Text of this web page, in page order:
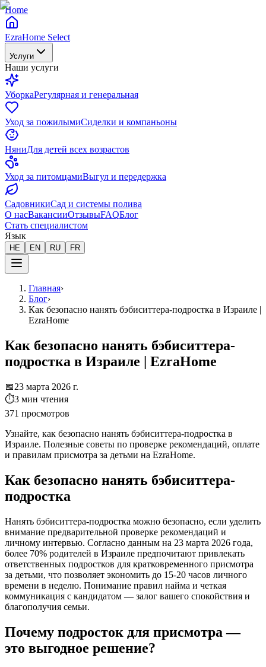
Home
EzraHome Select
Услуги
Наши услуги
УборкаРегулярная и генеральная
Уход за пожилымиСиделки и компаньоны
НяниДля детей всех возрастов
Уход за питомцамиВыгул и передержка
СадовникиСад и системы полива
О насВакансииОтзывыFAQБлог
Стать специалистом
Язык
HE EN RU FR
Главная›
Блог›
Как безопасно нанять бэбиситтера-подростка в Израиле |
EzraHome
Как безопасно нанять бэбиситтера-
подростка в Израиле | EzraHome
📅23 марта 2026 г.
⏱3 мин чтения
371 просмотров
Узнайте, как безопасно нанять бэбиситтера-подростка в
Израиле. Полезные советы по проверке рекомендаций, оплате
и правилам присмотра за детьми на EzraHome.
Как безопасно нанять бэбиситтера-
подростка
Нанять бэбиситтера-подростка можно безопасно, если уделить
внимание предварительной проверке рекомендаций и
личному интервью. Согласно данным на 23 марта 2026 года,
более 70% родителей в Израиле предпочитают привлекать
ответственных подростков для кратковременного присмотра
за детьми, что позволяет экономить до 15-20 часов личного
времени в неделю. Понимание правил найма и четкая
коммуникация с кандидатом — залог вашего спокойствия и
благополучия семьи.
Почему подросток для присмотра —
это выгодное решение?